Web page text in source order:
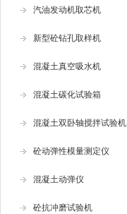
汽油发动机取芯机
新型砼钻孔取样机
混凝土真空吸水机
混凝土碳化试验箱
混凝土双卧轴搅拌试验机
砼动弹性模量测定仪
混凝土动弹仪
砼抗冲磨试验机